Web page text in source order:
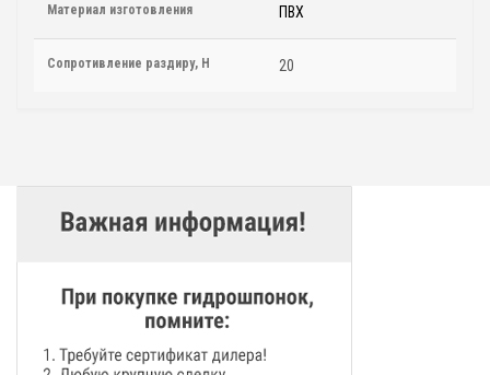
Материал изготовления ПВХ
Сопротивление раздиру, Н 20